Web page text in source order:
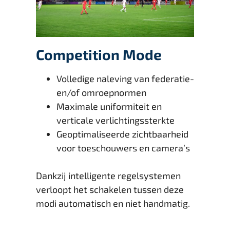
Competition Mode
Volledige naleving van federatie-
en/of omroepnormen
Maximale uniformiteit en
verticale verlichtingssterkte
Geoptimaliseerde zichtbaarheid
voor toeschouwers en camera’s
Dankzij intelligente regelsystemen
verloopt het schakelen tussen deze
modi automatisch en niet handmatig.